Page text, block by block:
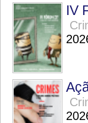
IV